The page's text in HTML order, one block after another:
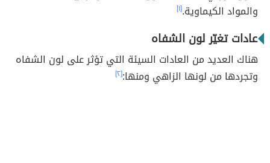
والمواد الكيماوية.[١]
عادات تغيّر لون الشفاه
هناك العديد من العادات السيئة التي تؤثر على لون الشفاه
وتجردها من لونها الزاهي ومنها:[٢]